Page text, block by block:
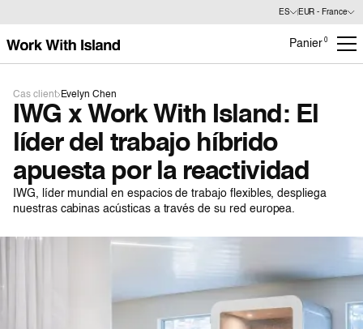
ES EUR - France
Panier 0
Cas client Evelyn Chen
IWG x Work With Island: El
líder del trabajo híbrido
apuesta por la reactividad
IWG, líder mundial en espacios de trabajo flexibles, despliega
nuestras cabinas acústicas a través de su red europea.